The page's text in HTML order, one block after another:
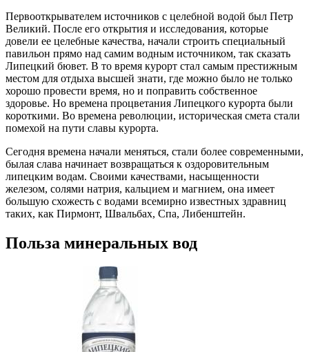
Первооткрывателем источников с целебной водой был Петр
Великий. После его открытия и исследования, которые
довели ее целебные качества, начали строить специальный
павильон прямо над самим водным источником, так сказать
Липецкий бювет. В то время курорт стал самым престижным
местом для отдыха высшей знати, где можно было не только
хорошо провести время, но и поправить собственное
здоровье. Но времена процветания Липецкого курорта были
короткими. Во времена революции, историческая смета стали
помехой на пути славы курорта.
Сегодня времена начали меняться, стали более современными,
былая слава начинает возвращаться к оздоровительным
липецким водам. Своими качествами, насыщенности
железом, солями натрия, кальцием и магнием, она имеет
большую схожесть с водами всемирно известных здравниц
таких, как Пирмонт, Швальбах, Спа, Либенштейн.
Польза минеральных вод